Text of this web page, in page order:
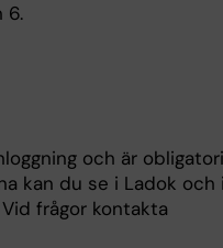
6.
och är
kan du se i Ladok och i
frågor kontakta